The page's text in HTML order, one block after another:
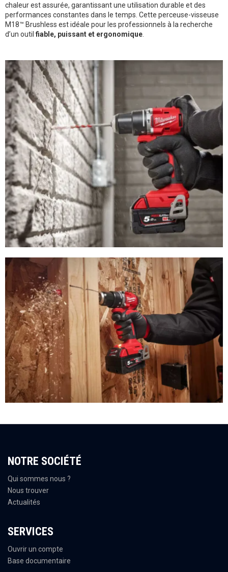
chaleur est assurée, garantissant une utilisation durable et des
performances constantes dans le temps. Cette perceuse-visseuse
M18™ Brushless est idéale pour les professionnels à la recherche
d’un outil fiable, puissant et ergonomique
NOTRE SOCIÉTÉ
Qui sommes nous ?
Nous trouver
Actualités
SERVICES
Ouvrir un compte
Base documentaire